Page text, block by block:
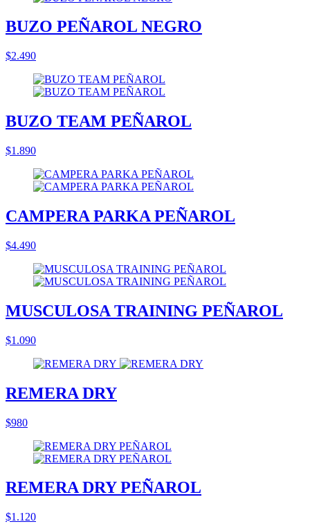
BUZO PEÑAROL NEGRO
$2.490
BUZO TEAM PEÑAROL
$1.890
CAMPERA PARKA PEÑAROL
$4.490
MUSCULOSA TRAINING PEÑAROL
$1.090
REMERA DRY
$980
REMERA DRY PEÑAROL
$1.120